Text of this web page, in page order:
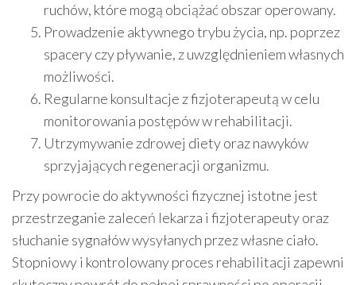
ruchów, które mogą obciążać obszar operowany.
Prowadzenie aktywnego trybu życia, np. poprzez
spacery czy pływanie, z uwzględnieniem własnych
możliwości.
Regularne konsultacje z fizjoterapeutą w celu
monitorowania postępów w rehabilitacji.
Utrzymywanie zdrowej diety oraz nawyków
sprzyjających regeneracji organizmu.
Przy powrocie do aktywności fizycznej istotne jest
przestrzeganie zaleceń lekarza i fizjoterapeuty oraz
słuchanie sygnałów wysyłanych przez własne ciało.
Stopniowy i kontrolowany proces rehabilitacji zapewni